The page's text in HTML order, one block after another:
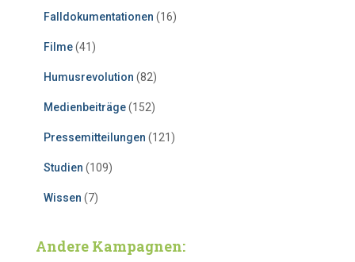
Falldokumentationen (16)
Filme(41)
Humusrevolution (82)
Medienbeiträge(152)
Pressemitteilungen (121)
Studien (109)
Wissen (7)
Andere Kampagnen: